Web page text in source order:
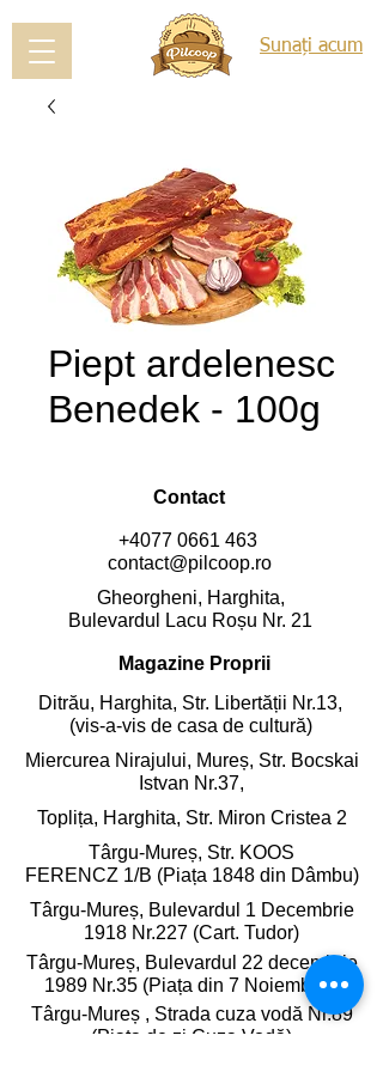
Sunați acum
Piept ardelenesc
Benedek - 100g
Contact
+4077 0661 463
contact@pilcoop.ro
Gheorgheni, Harghita,
Bulevardul Lacu Roșu Nr. 21
Magazine Proprii
Ditrău, Harghita, Str. Libertății Nr.13,
(vis-a-vis de casa de cultură)
Miercurea Nirajului, Mureș, Str. Bocskai
Istvan Nr.37,
Toplița, Harghita, Str. Miron Cristea 2
Târgu-Mureș, Str. KOOS
FERENCZ 1/B (Piața 1848 din Dâmbu)
Târgu-Mureș, Bulevardul 1 Decembrie
1918 Nr.227 (Cart. Tudor)
Târgu-Mureș, Bulevardul 22 decembrie
1989 Nr.35 (Piața din 7 Noiembrie)
Târgu-Mureș , Strada cuza vodă Nr.89
(Piața de zi Cuza Vodă)